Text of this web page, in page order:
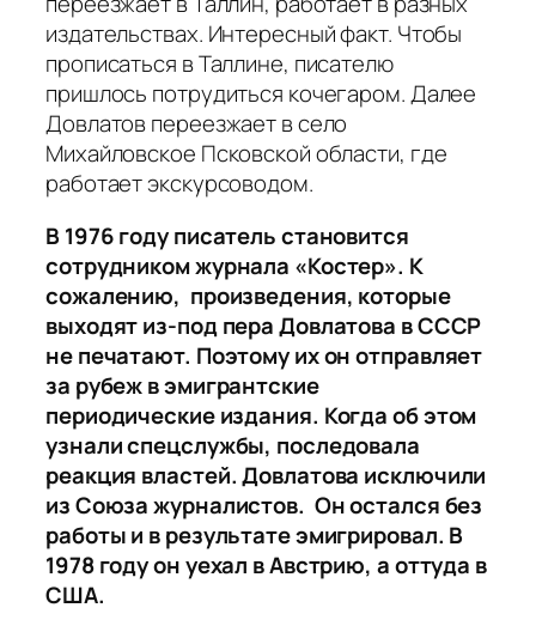
издательствах. Интересный факт. Чтобы
прописаться в Таллине, писателю
пришлось потрудиться кочегаром. Далее
Довлатов переезжает в село
Михайловское Псковской области, где
работает экскурсоводом.
В 1976 году писатель становится
сотрудником журнала «Костер». К
сожалению, произведения, которые
выходят из-под пера Довлатова в СССР
не печатают. Поэтому их он отправляет
за рубеж в эмигрантские
периодические издания. Когда об этом
узнали спецслужбы, последовала
реакция властей. Довлатова исключили
из Союза журналистов. Он остался без
работы и в результате эмигрировал. В
1978 году он уехал в Австрию, а оттуда в
США.